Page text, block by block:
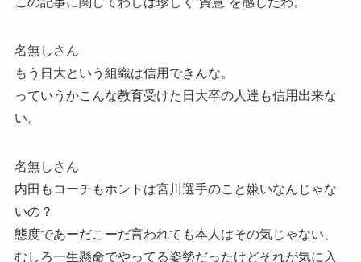
名無しさん
もう日大という組織は信用できんな。
っていうかこんな教育受けた日大卒の人達も信用出来な
い。
名無しさん
内田もコーチもホントは宮川選手のこと嫌いなんじゃな
いの？
態度であーだこーだ言われても本人はその気じゃない、
むしろ一生懸命でやってる姿勢だったけどそれが気に入